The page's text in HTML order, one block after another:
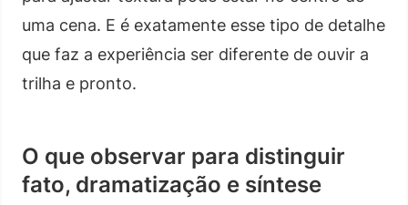
uma cena. E é exatamente esse tipo de detalhe
que faz a experiência ser diferente de ouvir a
trilha e pronto.
O que observar para distinguir
fato, dramatização e síntese